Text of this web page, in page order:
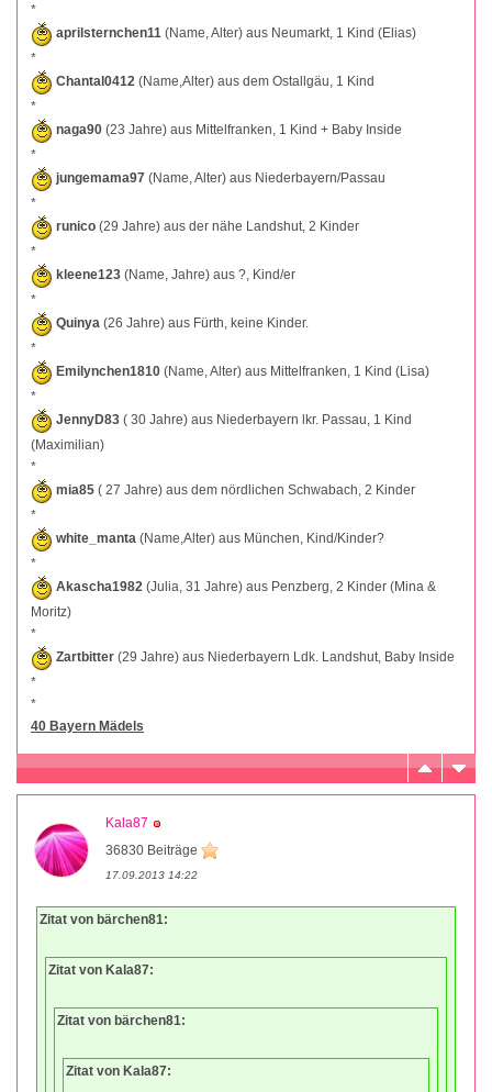
*
aprilsternchen11 (Name, Alter) aus Neumarkt, 1 Kind (Elias)
*
Chantal0412 (Name,Alter) aus dem Ostallgäu, 1 Kind
*
naga90 (23 Jahre) aus Mittelfranken, 1 Kind + Baby Inside
*
jungemama97 (Name, Alter) aus Niederbayern/Passau
*
runico (29 Jahre) aus der nähe Landshut, 2 Kinder
*
kleene123 (Name, Jahre) aus ?, Kind/er
*
Quinya (26 Jahre) aus Fürth, keine Kinder.
*
Emilynchen1810 (Name, Alter) aus Mittelfranken, 1 Kind (Lisa)
*
JennyD83 ( 30 Jahre) aus Niederbayern lkr. Passau, 1 Kind
(Maximilian)
*
mia85 ( 27 Jahre) aus dem nördlichen Schwabach, 2 Kinder
*
white_manta (Name,Alter) aus München, Kind/Kinder?
*
Akascha1982 (Julia, 31 Jahre) aus Penzberg, 2 Kinder (Mina &
Moritz)
*
Zartbitter (29 Jahre) aus Niederbayern Ldk. Landshut, Baby Inside
*
*
40 Bayern Mädels
Kala87
36830 Beiträge
17.09.2013 14:22
Zitat von bärchen81:
Zitat von Kala87:
Zitat von bärchen81:
Zitat von Kala87: